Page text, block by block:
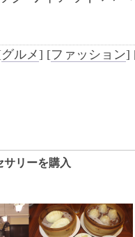
グルメ] [ファッション]
サリーを購入